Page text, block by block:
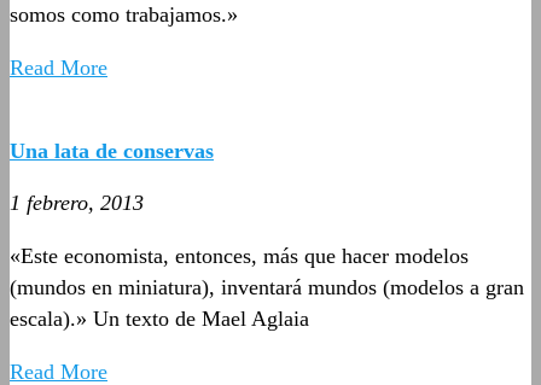
somos como trabajamos.»
Read More
Una lata de conservas
1 febrero, 2013
«Este economista, entonces, más que hacer modelos
(mundos en miniatura), inventará mundos (modelos a gran
escala).» Un texto de Mael Aglaia
Read More